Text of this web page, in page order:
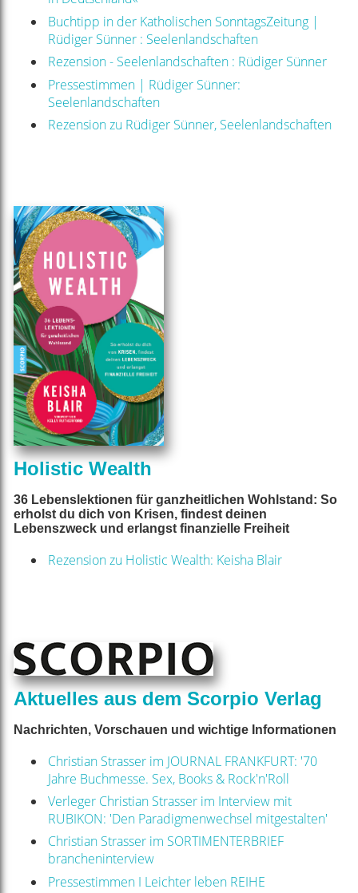
Buchtipp in der Katholischen SonntagsZeitung |
Rüdiger Sünner : Seelenlandschaften
Rezension - Seelenlandschaften : Rüdiger Sünner
Pressestimmen | Rüdiger Sünner:
Seelenlandschaften
Rezension zu Rüdiger Sünner, Seelenlandschaften
Holistic Wealth
36 Lebenslektionen für ganzheitlichen Wohlstand: So
erholst du dich von Krisen, findest deinen
Lebenszweck und erlangst finanzielle Freiheit
Rezension zu Holistic Wealth: Keisha Blair
Aktuelles aus dem Scorpio Verlag
Nachrichten, Vorschauen und wichtige Informationen
Christian Strasser im JOURNAL FRANKFURT: '70
Jahre Buchmesse. Sex, Books & Rock'n'Roll
Verleger Christian Strasser im Interview mit
RUBIKON: 'Den Paradigmenwechsel mitgestalten'
Christian Strasser im SORTIMENTERBRIEF
brancheninterview
Pressestimmen I Leichter leben REIHE